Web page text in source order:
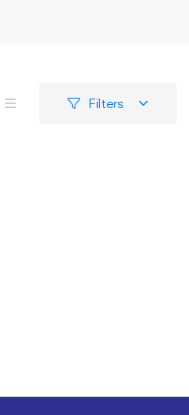
Filters